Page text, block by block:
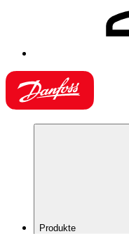
Produkte